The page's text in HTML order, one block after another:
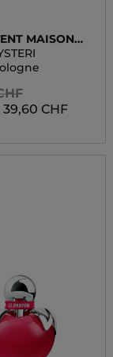
MAISON
39,60 CHF